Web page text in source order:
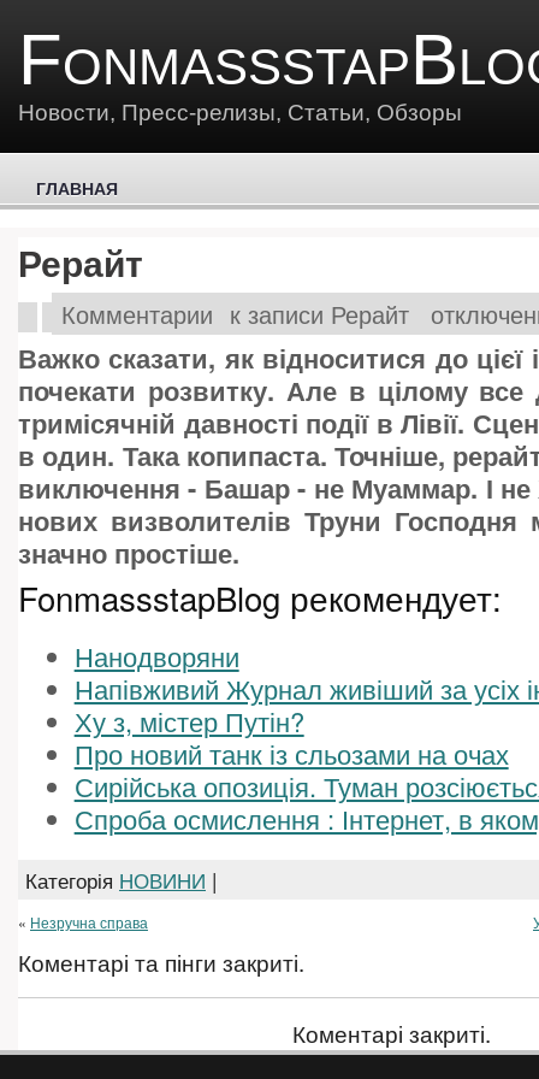
Новости, Пресс-релизы, Статьи, Обзоры
ГЛАВНАЯ
Рерайт
Комментарии к записи Рерайт
Важко сказати, як відноситися до цієї
почекати розвитку. Але в цілому
тримісячній давності події в Лівії.
в один. Така копипаста. Точніше,
виключення - Башар - не Муаммар. І не
нових визволителів Труни
значно простіше.
FonmassstapBlog рекомендует:
Нанодворяни
Напівживий Журнал живіший за усіх
Ху з, містер Путін?
Про новий танк із сльозами на очах
Сирійська опозиція. Туман
Спроба осмислення : Інтернет, в
Категорія НОВИНИ |
« Незручна справа
Коментарі та пінги закриті.
Коментарі закриті.